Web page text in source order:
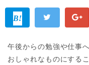
午後からの勉強や仕事
おしゃれなものにする